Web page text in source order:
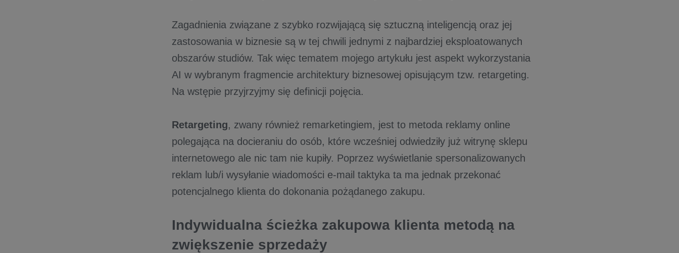
Zagadnienia związane z szybko rozwijającą się sztuczną inteligencją oraz jej
zastosowania w biznesie są w tej chwili jednymi z najbardziej eksploatowanych
obszarów studiów. Tak więc tematem mojego artykułu jest aspekt wykorzystania
AI w wybranym fragmencie architektury biznesowej opisującym tzw. retargeting.
Na wstępie przyjrzyjmy się definicji pojęcia.
Retargeting, zwany również remarketingiem, jest to metoda reklamy online
polegająca na docieraniu do osób, które wcześniej odwiedziły już witrynę sklepu
internetowego ale nic tam nie kupiły. Poprzez wyświetlanie spersonalizowanych
reklam lub/i wysyłanie wiadomości e-mail taktyka ta ma jednak przekonać
potencjalnego klienta do dokonania pożądanego zakupu.
Indywidualna ścieżka zakupowa klienta metodą na
zwiększenie sprzedaży